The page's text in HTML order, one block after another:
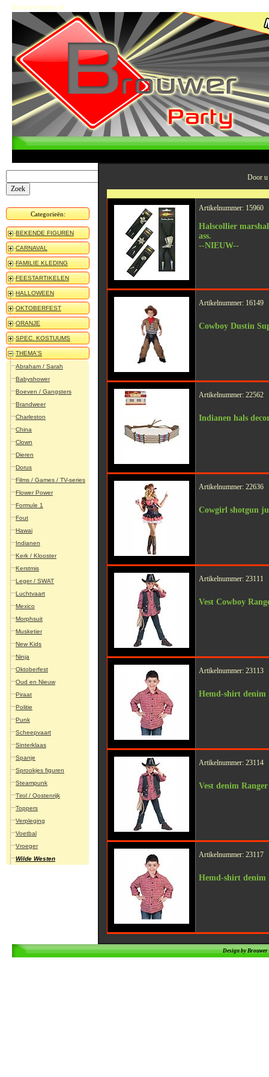
Brouwer-party.nl
Categorieën:
BEKENDE FIGUREN
CARNAVAL
FAMILIE KLEDING
FEESTARTIKELEN
HALLOWEEN
OKTOBERFEST
ORANJE
SPEC. KOSTUUMS
THEMA'S
Abraham / Sarah
Babyshower
Boeven / Gangsters
Brandweer
Charleston
China
Clown
Dieren
Dorus
Films / Games / TV-series
Flower Power
Formule 1
Fout
Hawai
Indianen
Kerk / Klooster
Kerstmis
Leger / SWAT
Luchtvaart
Mexico
Morphsuit
Musketier
New Kids
Ninja
Oktoberfest
Oud en Nieuw
Piraat
Politie
Punk
Scheepvaart
Sinterklaas
Spanje
Sprookjes figuren
Steampunk
Tirol / Oostenrijk
Toppers
Verpleging
Voetbal
Vroeger
Wilde Westen
Door u
Artikelnummer: 15960
Halscollier
ass.
--NIEUW--
Artikelnummer: 16149
Cowboy Dustin
Artikelnummer: 22562
Indianen hals
Artikelnummer: 22636
Cowgirl shotgun
Artikelnummer: 23111
Vest Cowboy
Artikelnummer: 23113
Hemd-shirt denim
Artikelnummer: 23114
Vest denim Ranger
Artikelnummer: 23117
Hemd-shirt denim
Design by